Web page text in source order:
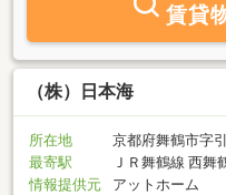
賃貸
（株）日本海
所在地
京都府舞鶴市字
最寄駅
ＪＲ舞鶴線 西舞
情報提供元
アットホーム